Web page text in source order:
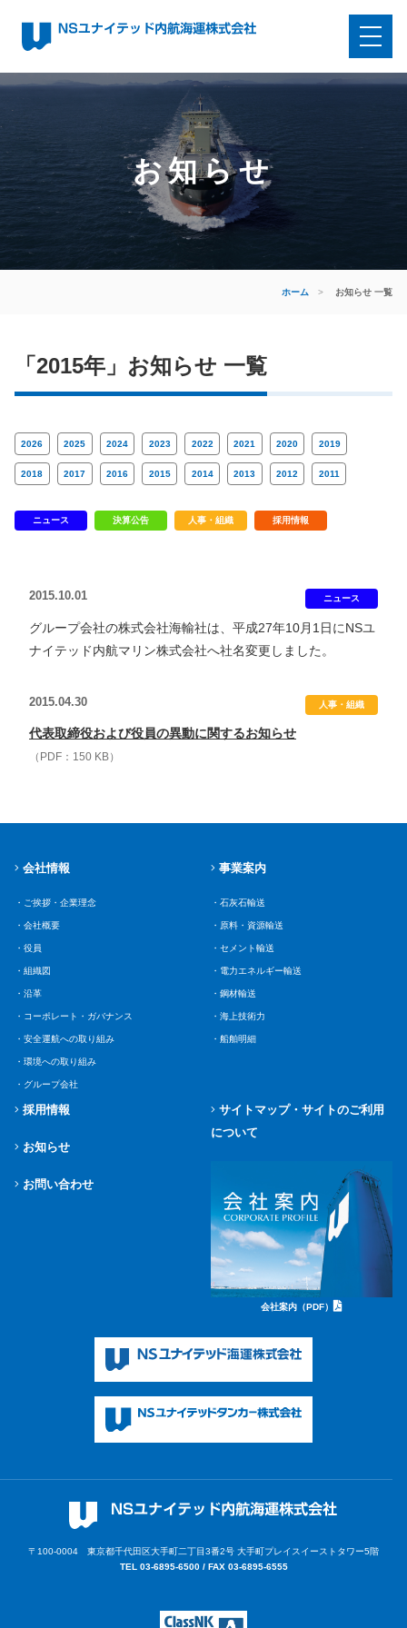
お知らせ
ホーム > お知らせ 一覧
「2015年」お知らせ 一覧
2026 2025 2024 2023 2022 2021 2020 2019
2018 2017 2016 2015 2014 2013 2012 2011
ニュース 決算公告 人事・組織 採用情報
2015.10.01 ニュース
グループ会社の株式会社海輸社は、平成27年10月1日にNSユ
ナイテッド内航マリン株式会社へ社名変更しました。
2015.04.30 人事・組織
代表取締役および役員の異動に関するお知らせ
（PDF：150 KB）
会社情報
・ご挨拶・企業理念
・会社概要
・役員
・組織図
・沿革
・コーポレート・ガバナンス
・安全運航への取り組み
・環境への取り組み
・グループ会社
事業案内
・石灰石輸送
・原料・資源輸送
・セメント輸送
・電力エネルギー輸送
・鋼材輸送
・海上技術力
・船舶明細
採用情報
お知らせ
お問い合わせ
サイトマップ・サイトのご利用
について
会社案内（PDF）
〒100-0004 東京都千代田区大手町二丁目3番2号 大手町プレイスイーストタワー5階
TEL 03-6895-6500 / FAX 03-6895-6555